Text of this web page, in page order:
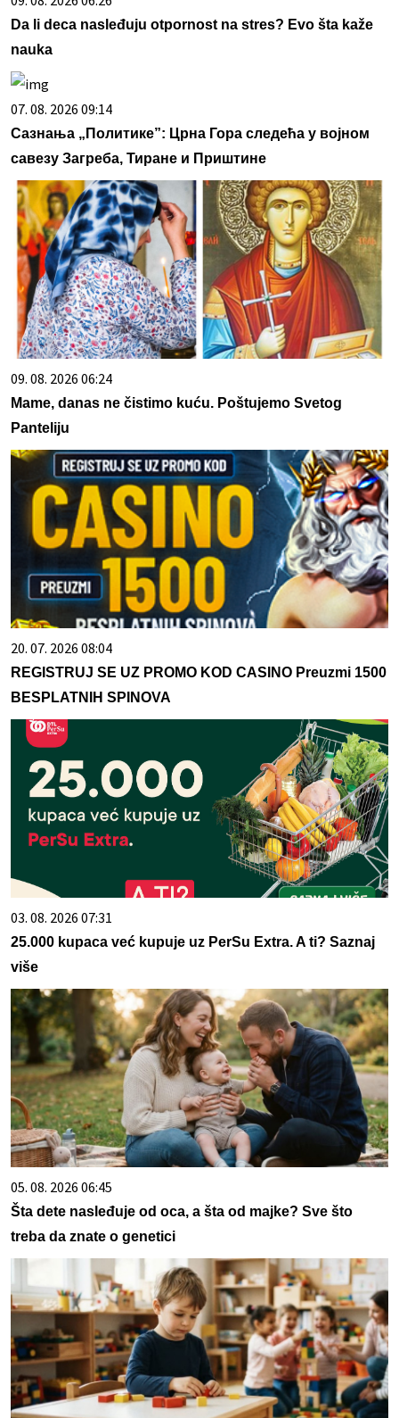
Da li deca nasleđuju otpornost na stres? Evo šta kaže
nauka
07. 08. 2026 09:14
Сазнања „Политике”: Црна Гора следећа у војном
савезу Загреба, Тиране и Приштине
09. 08. 2026 06:24
Mame, danas ne čistimo kuću. Poštujemo Svetog
Panteliju
20. 07. 2026 08:04
REGISTRUJ SE UZ PROMO KOD CASINO Preuzmi 1500
BESPLATNIH SPINOVA
03. 08. 2026 07:31
25.000 kupaca već kupuje uz PerSu Extra. A ti? Saznaj
više
05. 08. 2026 06:45
Šta dete nasleđuje od oca, a šta od majke? Sve što
treba da znate o genetici